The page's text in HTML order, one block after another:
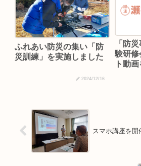
ふれあい防災の集い「防
災訓練」を実施しました
2024/12/16
「防
験研修
ト動
スマホ講座を開